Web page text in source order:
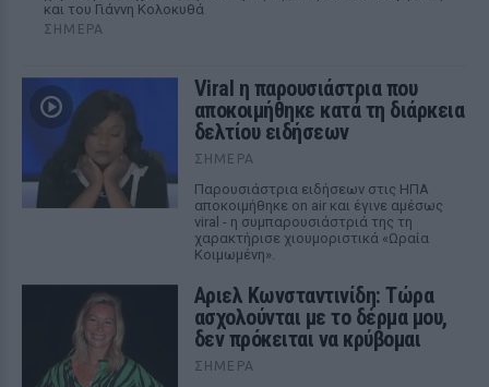
και του Γιάννη Κολοκυθά
ΣΉΜΕΡΑ
Viral η παρουσιάστρια που
αποκοιμήθηκε κατά τη διάρκεια
δελτίου ειδήσεων
ΣΉΜΕΡΑ
Παρουσιάστρια ειδήσεων στις ΗΠΑ
αποκοιμήθηκε on air και έγινε αμέσως
viral - η συμπαρουσιάστριά της τη
χαρακτήρισε χιουμοριστικά «Ωραία
Κοιμωμένη».
Αριελ Κωνσταντινίδη: Τώρα
ασχολούνται με το δέρμα μου,
δεν πρόκειται να κρύβομαι
ΣΉΜΕΡΑ